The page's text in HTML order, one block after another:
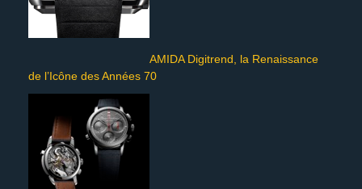
AMIDA Digitrend, la Renaissance
de l’Icône des Années 70